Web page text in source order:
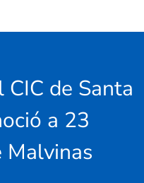
de Santa
a 23
Malvinas